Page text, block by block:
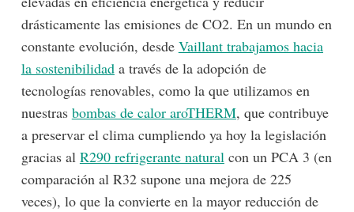
drásticamente las emisiones de CO2. En un mundo en
constante evolución, desde Vaillant trabajamos hacia
la sostenibilidada través de la adopción de
tecnologías renovables, como la que utilizamos en
nuestras bombas de calor aroTHERM, que contribuye
a preservar el clima cumpliendo ya hoy la legislación
gracias al R290 refrigerante natural con un PCA 3 (en
comparación al R32 supone una mejora de 225
veces), lo que la convierte en la mayor reducción de